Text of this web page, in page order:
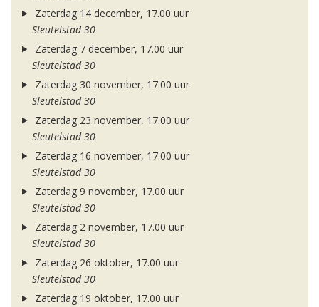
Zaterdag 14 december, 17.00 uur
Sleutelstad 30
Zaterdag 7 december, 17.00 uur
Sleutelstad 30
Zaterdag 30 november, 17.00 uur
Sleutelstad 30
Zaterdag 23 november, 17.00 uur
Sleutelstad 30
Zaterdag 16 november, 17.00 uur
Sleutelstad 30
Zaterdag 9 november, 17.00 uur
Sleutelstad 30
Zaterdag 2 november, 17.00 uur
Sleutelstad 30
Zaterdag 26 oktober, 17.00 uur
Sleutelstad 30
Zaterdag 19 oktober, 17.00 uur